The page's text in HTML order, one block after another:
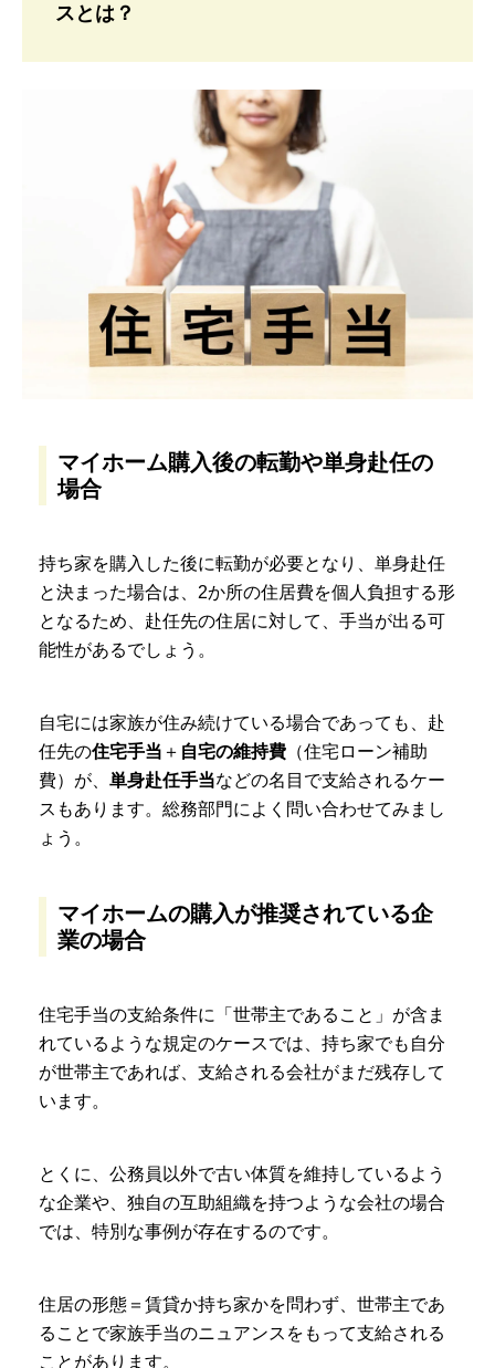
スとは？
マイホーム購入後の転勤や単身赴任の
場合
持ち家を購入した後に転勤が必要となり、単身赴任
と決まった場合は、2か所の住居費を個人負担する形
となるため、赴任先の住居に対して、手当が出る可
能性があるでしょう。
自宅には家族が住み続けている場合であっても、赴
任先の住宅手当 ＋ 自宅の維持費 （住宅ローン補助
費）が、 単身赴任手当などの名目で支給されるケー
スもあります。総務部門によく問い合わせてみまし
ょう。
マイホームの購入が推奨されている企
業の場合
住宅手当の支給条件に「世帯主であること」が含ま
れているような規定のケースでは、持ち家でも自分
が世帯主であれば、支給される会社がまだ残存して
います。
とくに、公務員以外で古い体質を維持しているよう
な企業や、独自の互助組織を持つような会社の場合
では、特別な事例が存在するのです。
住居の形態＝賃貸か持ち家かを問わず、世帯主であ
ることで家族手当のニュアンスをもって支給される
ことがあります。